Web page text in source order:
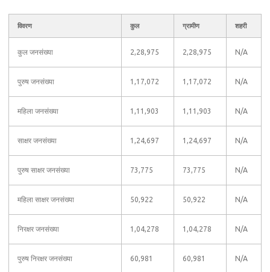
विवरण कुल ग्रामीण शहरी
कुल जनसंख्या 2,28,975 2,28,975 N/A
पुरुष जनसंख्या 1,17,072 1,17,072 N/A
महिला जनसंख्या 1,11,903 1,11,903 N/A
साक्षर जनसंख्या 1,24,697 1,24,697 N/A
पुरुष साक्षर जनसंख्या 73,775 73,775 N/A
महिला साक्षर जनसंख्या 50,922 50,922 N/A
निरक्षर जनसंख्या 1,04,278 1,04,278 N/A
पुरुष निरक्षर जनसंख्या 60,981 60,981 N/A